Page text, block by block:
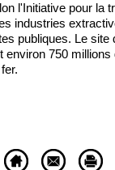
l'Initiative pour la
industries
publiques. Le site
environ 750 millions